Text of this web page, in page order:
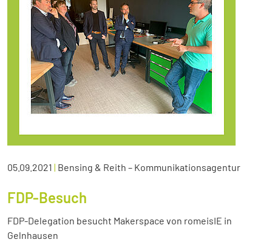
05.09.2021 | Bensing & Reith – Kommunikationsagentur
FDP-Besuch
FDP-Delegation besucht Makerspace von romeisIE in
Gelnhausen